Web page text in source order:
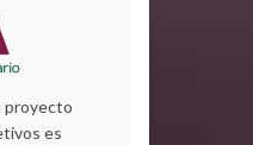
proyecto
es